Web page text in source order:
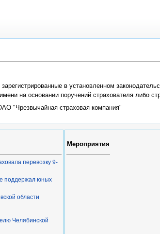
в установленном
на основании поручений страхователя либо
"Чрезвычайная страховая компания"
перевозку 9-
поддержал юных
области
Челябинской
Мероприятия